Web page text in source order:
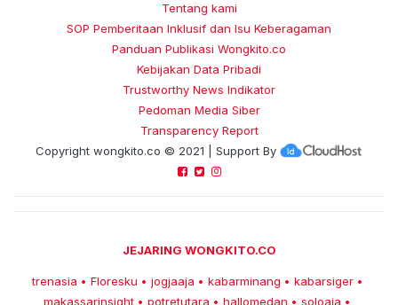
Tentang kami
SOP Pemberitaan Inklusif dan Isu Keberagaman
Panduan Publikasi Wongkito.co
Kebijakan Data Pribadi
Trustworthy News Indikator
Pedoman Media Siber
Transparency Report
Copyright wongkito.co © 2021 | Support By
JEJARING WONGKITO.CO
trenasia • Floresku • jogjaaja • kabarminang • kabarsiger •
makassarinsight • potretutara • hallomedan • soloaja •